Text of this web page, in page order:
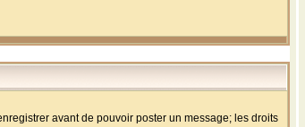
avant de pouvoir poster un message; les droits